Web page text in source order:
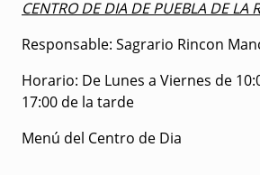
CENTRO DE DIA DE PUEBLA DE LA
Responsable: Sagrario Rincon
Horario: De Lunes a Viernes de
17:00 de la tarde
Menú del Centro de Dia